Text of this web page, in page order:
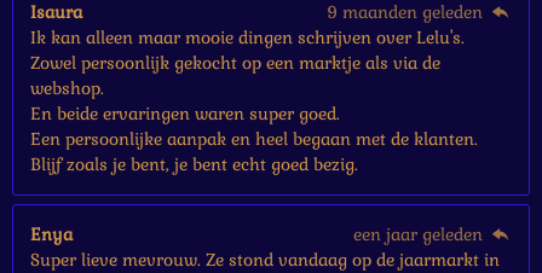
Isaura
9 maanden geleden
Ik kan alleen maar mooie dingen schrijven over Lelu's.
Zowel persoonlijk gekocht op een marktje als via de
webshop.
En beide ervaringen waren super goed.
Een persoonlijke aanpak en heel begaan met de klanten.
Blijf zoals je bent, je bent echt goed bezig.
Enya
een jaar geleden
Super lieve mevrouw. Ze stond vandaag op de jaarmarkt in